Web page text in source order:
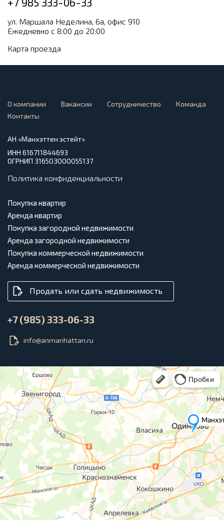
ул. Маршала Неделина, 6а, офис 910
Ежедневно с 8:00 до 20:00
Карта проезда
О компании Вакансии Сотрудничество
Команда
Контакты
АН «Манхэттен эстейт»
ИНН 616711844693
ОГРНИП 316503000055137
Политика конфиденциальности
Покупка квартир
Аренда квартир
Покупка загородной недвижимости
Аренда загородной недвижимости
Покупка коммерческой недвижимости
Аренда коммерческой недвижимости
Продать или сдать недвижимость
+7 (985) 333-06-33
info@anmanhattan.ru